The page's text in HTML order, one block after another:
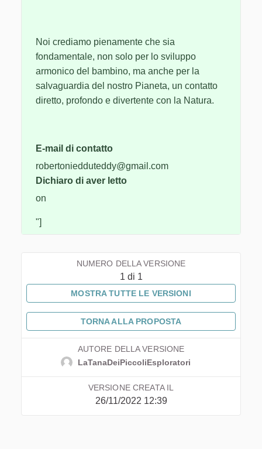
Noi crediamo pienamente che sia
fondamentale, non solo per lo sviluppo
armonico del bambino, ma anche per la
salvaguardia del nostro Pianeta, un contatto
diretto, profondo e divertente con la Natura.
E-mail di contatto
robertoniedduteddy@gmail.com
Dichiaro di aver letto
on
"]
NUMERO DELLA VERSIONE
1 di 1
MOSTRA TUTTE LE VERSIONI
TORNA ALLA PROPOSTA
AUTORE DELLA VERSIONE
LaTanaDeiPiccoliEsploratori
VERSIONE CREATA IL
26/11/2022 12:39